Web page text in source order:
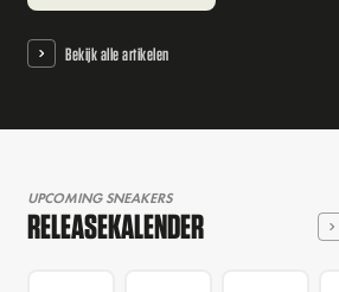
Bekijk alle artikelen
UPCOMING SNEAKERS
RELEASEKALENDER